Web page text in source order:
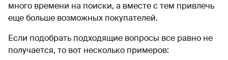
много времени на поиски, а вместе с тем привлечь
еще больше возможных покупателей.
Если подобрать подходящие вопросы все равно не
получается, то вот несколько примеров: